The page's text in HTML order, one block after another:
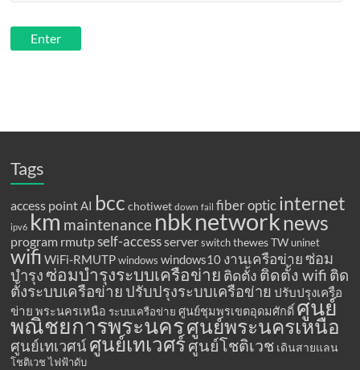
Tags
access pointAI bcc chotiwet down fail fiber opticinternet
ipv6 km maintenance nbknetworknews
program rmutpself-accessserver switch thewes TW uninet
wifi WiFi-RMUTP windows windows10 งานเครือข่าย ซ่อม
บำรุง ซ่อมบำรุงระบบเครือข่าย ติดตั้ง ติดตั้ง wifi ติด
ตั้งระบบเครือข่าย ปรับปรุงระบบเครือข่าย ปรับปรุงเครือ
ข่าย พระนครเหนือ ระบบเครือข่าย ศูนย์ชุมพรเขตอุดมศักดิ์ ศูนย์
พณิชยการพระนครศูนย์พระนครเหนือ
ศูนย์เทเวศน์ ศูนย์เทเวศร์ศูนย์โชติเวช เดินสายแลน
โชติเวช ไฟฟ้าดับ